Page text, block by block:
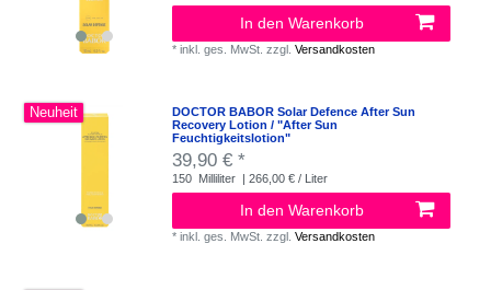
In den Warenkorb
*inkl. ges. MwSt. zzgl.Versandkosten
Neuheit
DOCTOR BABOR Solar Defence After Sun
Recovery Lotion / "After Sun
Feuchtigkeitslotion"
39,90 € *
150 Milliliter | 266,00 € / Liter
In den Warenkorb
*inkl. ges. MwSt. zzgl.Versandkosten